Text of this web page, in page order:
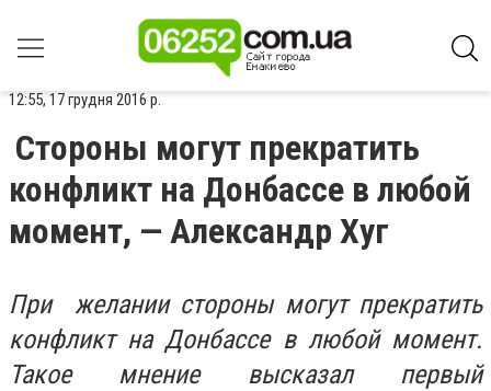
12:55, 17 грудня 2016 р.
Стороны могут прекратить
конфликт на Донбассе в любой
момент, — Александр Хуг
При желании стороны могут прекратить
конфликт на Донбассе в любой момент.
Такое мнение высказал первый